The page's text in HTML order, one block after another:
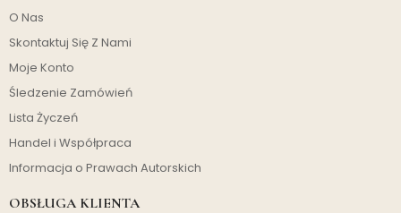
O Nas
Skontaktuj Się Z Nami
Moje Konto
Śledzenie Zamówień
Lista Życzeń
Handel i Współpraca
Informacja o Prawach Autorskich
OBSŁUGA KLIENTA